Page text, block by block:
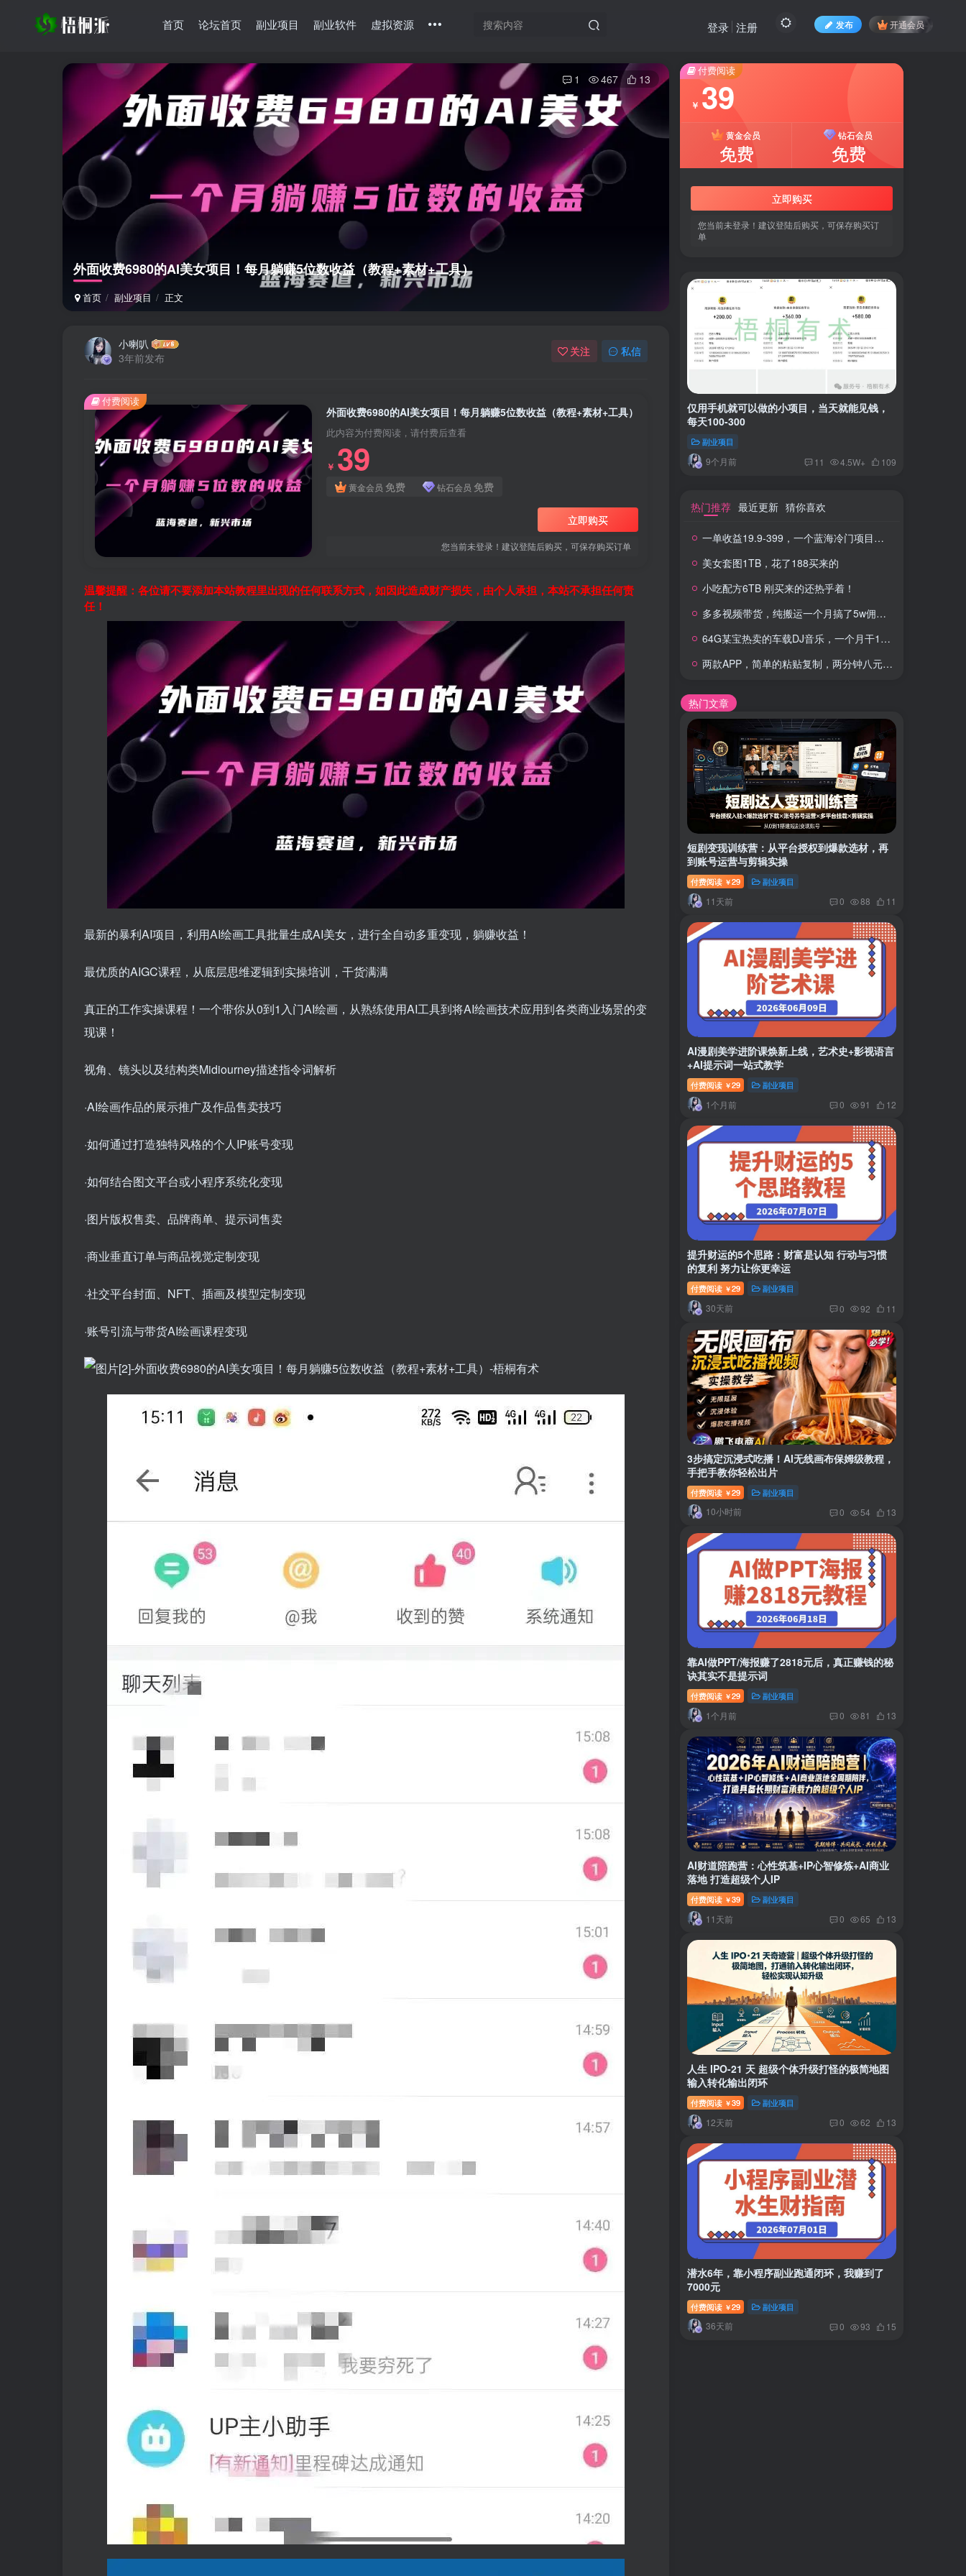
首页 论坛首页 副业项目 副业软件 虚拟资源 发布 开通会员
登录 注册
外面收费6980的AI美女项目！每月躺赚5位数收益（教程+素材+工具）
首页 副业项目 正文
1 467 13
小喇叭
3年前发布
关注 私信
外面收费6980的AI美女项目！每月躺赚5位数收益（教程+素材+工具）
此内容为付费阅读，请付费后查看
￥ 39
黄金会员 免费 钻石会员 免费
立即购买
您当前未登录！建议登陆后购买，可保存购买订单
付费阅读
温馨提醒：各位请不要添加本站教程里出现的任何联系方式，如因此造成财产损失，由个人承担，本站不承担任何责
任！
最新的暴利AI项目，利用AI绘画工具批量生成AI美女，进行全自动多重变现，躺赚收益！
最优质的AIGC课程，从底层思维逻辑到实操培训，干货满满
真正的工作实操课程！一个带你从0到1入门AI绘画，从熟练使用AI工具到将AI绘画技术应用到各类商业场景的变
现课！
视角、镜头以及结构类Midiourney描述指令词解析
·AI绘画作品的展示推广及作品售卖技巧
·如何通过打造独特风格的个人IP账号变现
·如何结合图文平台或小程序系统化变现
·图片版权售卖、品牌商单、提示词售卖
·商业垂直订单与商品视觉定制变现
·社交平台封面、NFT、插画及模型定制变现
·账号引流与带货AI绘画课程变现
付费阅读
￥ 39
黄金会员
免费
钻石会员
免费
立即购买
您当前未登录！建议登陆后购买，可保存购买订
单
仅用手机就可以做的小项目，当天就能见钱，
每天100-300
副业项目
9个月前 11 4.5W+ 109
热门推荐 最近更新 猜你喜欢
一单收益19.9-399，一个蓝海冷门项目，在小红书上卖人事虚拟资料
美女套图1TB，花了188买来的
小吃配方6TB 刚买来的还热乎着！
多多视频带货，纯搬运一个月搞了5w佣金，小白也能操作
64G某宝热卖的车载DJ音乐，一个月干100W+利润
两款APP，简单的粘贴复制，两分钟八元钱，无限做，执行就有收入
热门文章
短剧变现训练营：从平台授权到爆款选材，再
到账号运营与剪辑实操
付费阅读 ￥29 副业项目
11天前 0 88 11
AI漫剧美学进阶课焕新上线，艺术史+影视语言
+AI提示词一站式教学
付费阅读 ￥29 副业项目
1个月前 0 91 12
提升财运的5个思路：财富是认知 行动与习惯
的复利 努力让你更幸运
付费阅读 ￥29 副业项目
30天前 0 92 11
3步搞定沉浸式吃播！AI无线画布保姆级教程，
手把手教你轻松出片
付费阅读 ￥29 副业项目
10小时前 0 54 13
靠AI做PPT/海报赚了2818元后，真正赚钱的秘
诀其实不是提示词
付费阅读 ￥29 副业项目
1个月前 0 81 13
AI财道陪跑营：心性筑基+IP心智修炼+AI商业
落地 打造超级个人IP
付费阅读 ￥39 副业项目
11天前 0 65 13
人生 IPO-21 天 超级个体升级打怪的极简地图
输入转化输出闭环
付费阅读 ￥39 副业项目
12天前 0 62 13
潜水6年，靠小程序副业跑通闭环，我赚到了
7000元
付费阅读 ￥29 副业项目
36天前 0 93 15